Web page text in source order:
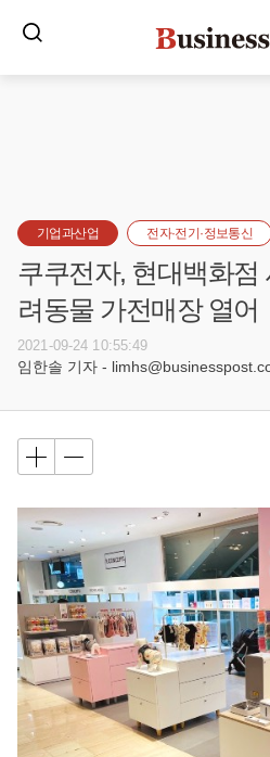
기업과산업 전자·전기·정보통신
쿠쿠전자, 현대백화점
려동물 가전매장 열어
2021-09-24 10:55:49
임한솔 기자 -